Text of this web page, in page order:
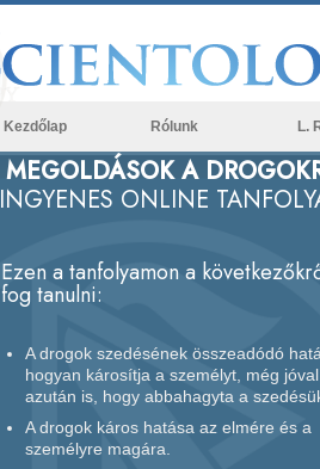
Kezdőlap Rólunk L.
MEGOLDÁSOK A
INGYENES ONLINE
Ezen a tanfolyamon a
fog tanulni:
A drogok szedésének összeadódó
hogyan károsítja a személyt, még jóval
azután is, hogy abbahagyta a
A drogok káros hatása az elmére és a
személyre magára.